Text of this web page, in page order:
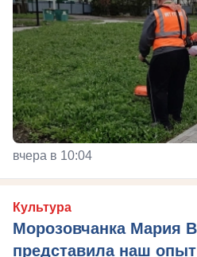
вчера в 10:04
Культура
Морозовчанка Мария
представила наш